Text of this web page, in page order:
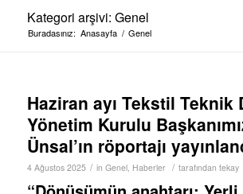
Kategori arşivi: Genel
Buradasınız: Anasayfa / Genel
Haziran ayı Tekstil Teknik
Yönetim Kurulu
Ünsal’ın röportajı
4 Ağustos 2025 / in Genel, Haberler / tarafından tekay